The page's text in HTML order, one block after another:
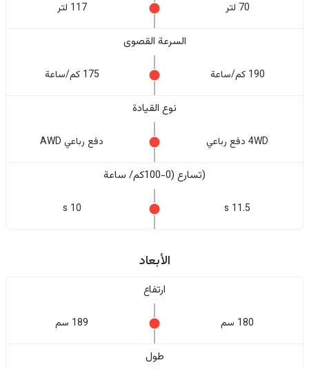
70 لتر 117 لتر
السرعة القصوى
190 كم/ساعة 175 كم/ساعة
نوع القيادة
4WD دفع رباعي دفع رباعي AWD
(تسارع (0-100كم/ ساعة
11.5 s
10 s
الأبعاد
ارتفاع
180 سم 189 سم
طول